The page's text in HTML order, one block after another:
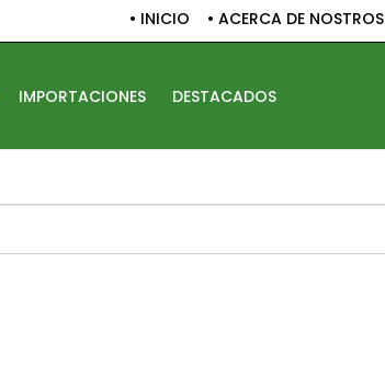
• INICIO • ACERCA DE NOSTROS
IMPORTACIONES DESTACADOS